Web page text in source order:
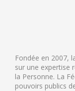
Fondée en 2007,
sur une expertise
la Personne. La
pouvoirs publics